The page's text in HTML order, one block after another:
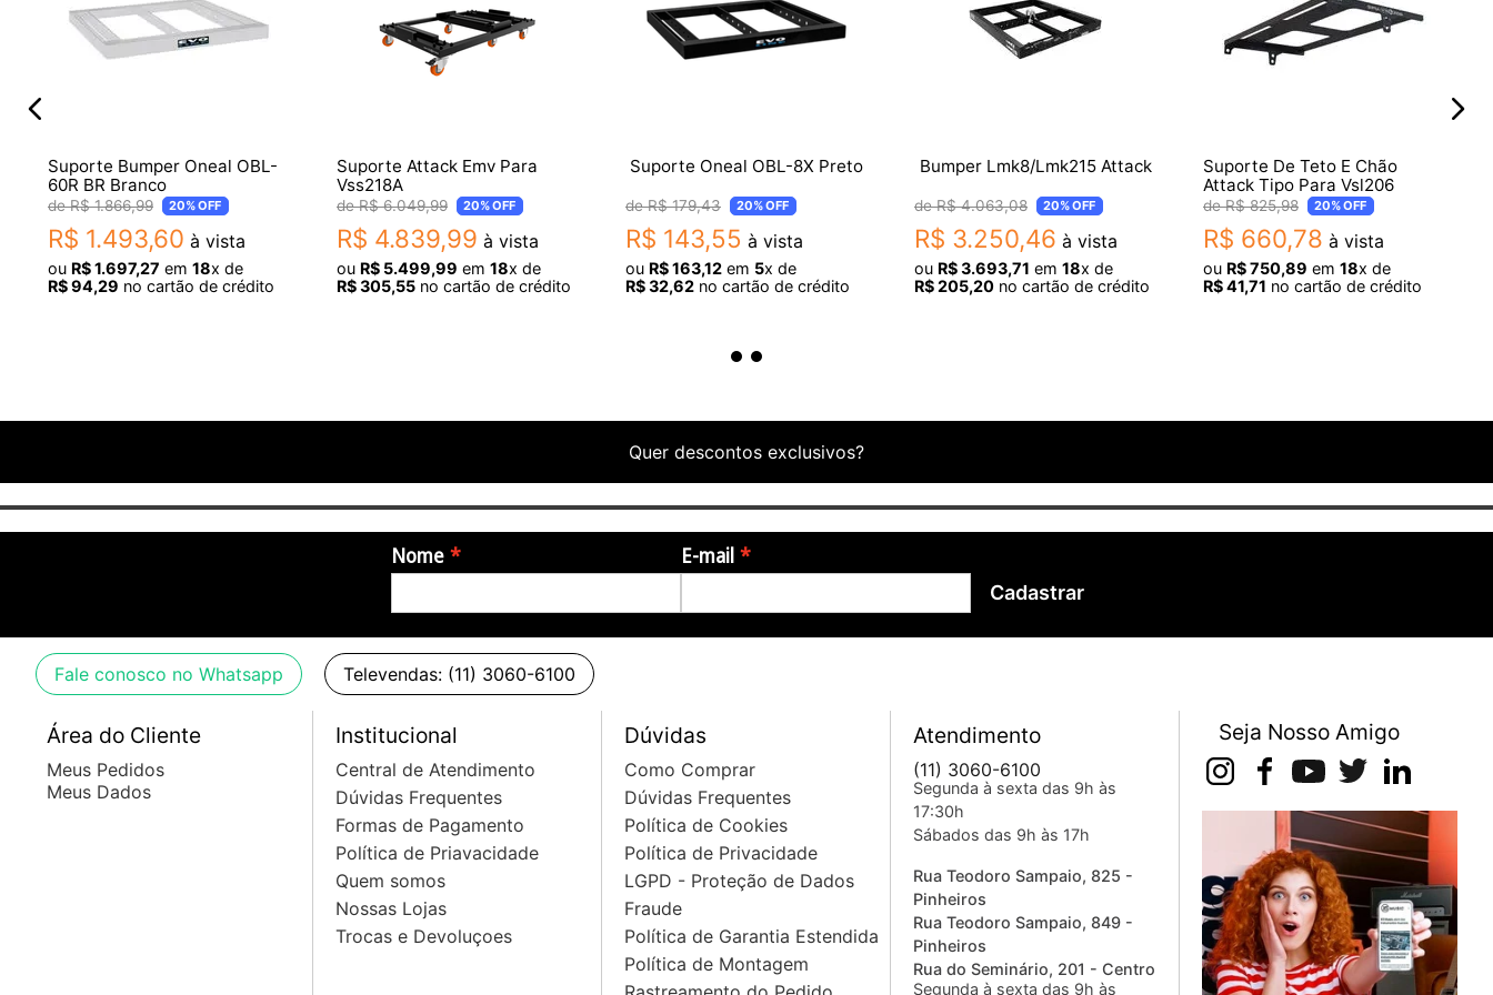
- Pés em borracha
- Suporte para caixa
Dimensões:
- Altura máxima: 164 cm
- Altura mínima: 110 cm
Itens Inclusos:
- 1 Pedestal Rock In SB500 para caixa
Suporte Bumper Oneal OBL-
60R BR Branco
R$ 1.866,99 20%OFF
R$ 1.493,60 à vista
ou R$1.697,27 em 18x de
R$94,29 no cartão de crédito
Suporte Attack Emv Para
Vss218A
R$ 6.049,99 20%OFF
R$ 4.839,99 à vista
ou R$ 5.499,99 em 18x de
R$305,55 no cartão de crédito
Suporte Oneal OBL-8X Preto
R$ 179,43 20%OFF
R$ 143,55 à vista
ou R$163,12 em 5x de
R$32,62 no cartão de crédito
Bumper Lmk8/Lmk215 Attack
R$ 4.063,08 20%OFF
R$ 3.250,46 à vista
ou R$3.693,71 em 18x de
R$205,20 no cartão de crédito
Suporte De Teto E Chão
Attack Tipo Para Vsl206
R$ 825,98 20%OFF
R$ 660,78 à vista
ou R$750,89 em 18x de
R$41,71 no cartão de crédito
Quer descontos exclusivos?
Nome E-mail
Cadastrar
Fale conosco no Whatsapp Televendas: (11) 3060-6100
Área do Cliente
Meus Pedidos
Meus Dados
Institucional
Central de Atendimento
Dúvidas Frequentes
Formas de Pagamento
Política de Priavacidade
Quem somos
Nossas Lojas
Trocas e Devoluçoes
Dúvidas
Como Comprar
Dúvidas Frequentes
Política de Cookies
Política de Privacidade
LGPD - Proteção de Dados
Fraude
Política de Garantia Estendida
Política de Montagem
Atendimento
(11) 3060-6100
Segunda à sexta das 9h às
17:30h
Sábados das 9h às 17h
Rua Teodoro Sampaio, 825 -
Pinheiros
Rua Teodoro Sampaio, 849 -
Pinheiros
Rua do Seminário, 201 - Centro
Segunda à sexta das 9h às
Seja Nosso Amigo